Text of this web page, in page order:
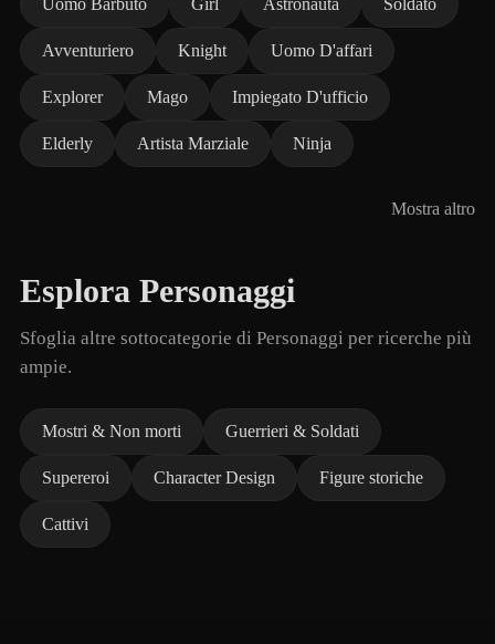
Uomo Barbuto Girl Astronauta Soldato
Avventuriero Knight Uomo D'affari
Explorer Mago Impiegato D'ufficio
Elderly Artista Marziale Ninja
Mostra altro
Esplora Personaggi
Sfoglia altre sottocategorie di Personaggi per ricerche più
ampie.
Mostri & Non morti Guerrieri & Soldati
Supereroi Character Design Figure storiche
Cattivi